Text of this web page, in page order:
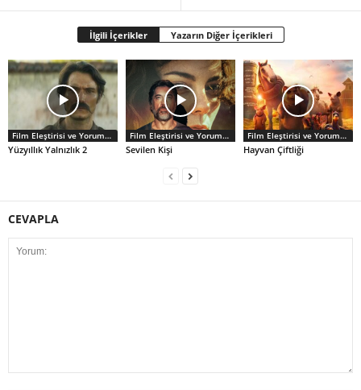
İlgili İçerikler Yazarın Diğer İçerikleri
Film Eleştirisi ve Yorumlar
Yüzyıllık Yalnızlık 2
Film Eleştirisi ve Yorumlar
Sevilen Kişi
Film Eleştirisi ve Yorumlar
Hayvan Çiftliği
CEVAPLA